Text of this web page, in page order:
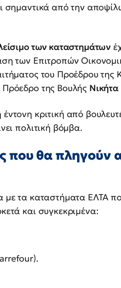
σημαντικά από την
των καταστημάτων
των Επιτροπών
του Προέδρου
της Βουλής
κριτική από
πολιτική βόμβα.
που θα πληγούν
τα καταστήματα ΕΛΤΑ
και συγκεκριμένα: